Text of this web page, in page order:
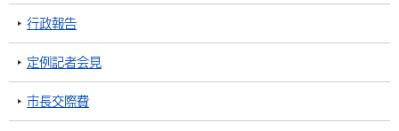
行政報告
定例記者会見
市長交際費